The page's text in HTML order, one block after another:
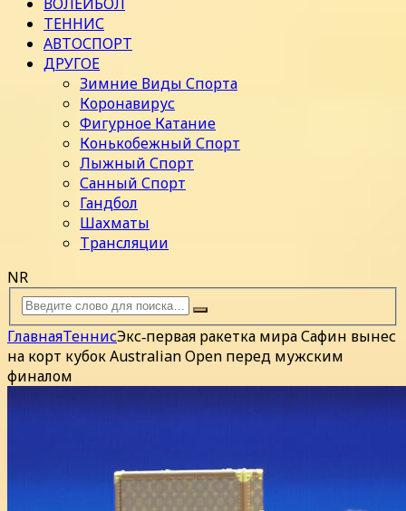
ТЕННИС
АВТОСПОРТ
ДРУГОЕ
Зимние Виды Спорта
Коронавирус
Фигурное Катание
Конькобежный Спорт
Лыжный Спорт
Санный Спорт
Гандбол
Шахматы
Трансляции
NR
ГлавнаяТеннисЭкс‑первая ракетка мира Сафин вынес
на корт кубок Australian Open перед мужским
финалом